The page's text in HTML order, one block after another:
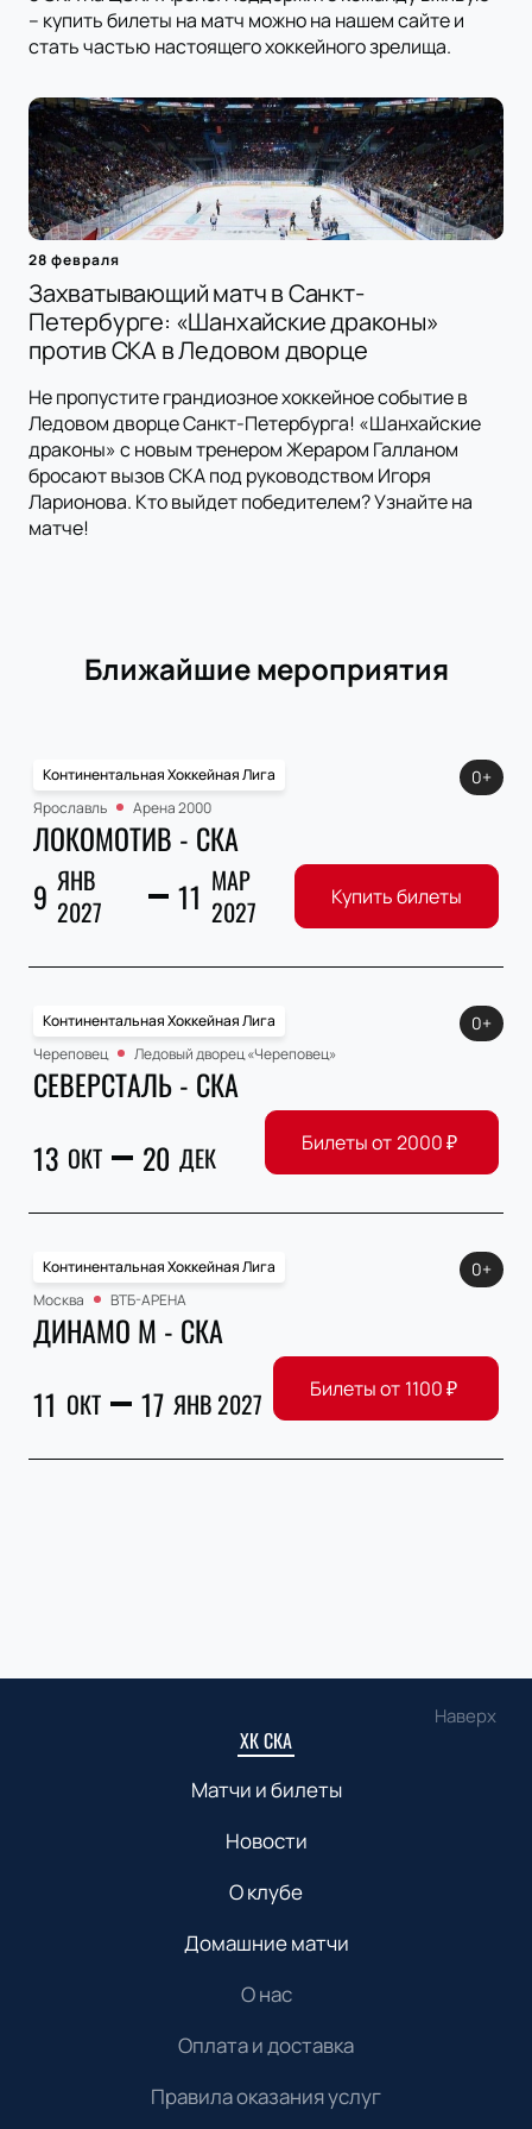
– купить билеты на матч можно на нашем сайте и
стать частью настоящего хоккейного зрелища.
28 февраля
Захватывающий матч в Санкт-
Петербурге: «Шанхайские драконы»
против СКА в Ледовом дворце
Не пропустите грандиозное хоккейное событие в
Ледовом дворце Санкт-Петербурга! «Шанхайские
драконы» с новым тренером Жераром Галланом
бросают вызов СКА под руководством Игоря
Ларионова. Кто выйдет победителем? Узнайте на
матче!
Ближайшие мероприятия
Континентальная Хоккейная Лига
Ярославль
Арена 2000
ЛОКОМОТИВ - СКА
9 ЯНВ
2027
11 МАР
2027
0+
Купить билеты
Континентальная Хоккейная Лига
Череповец
Ледовый дворец «Череповец»
СЕВЕРСТАЛЬ - СКА
13 ОКТ 20 ДЕК
0+
Билеты от2000₽
Континентальная Хоккейная Лига
Москва
ВТБ-АРЕНА
ДИНАМО М - СКА
11 ОКТ 17 ЯНВ 2027
0+
Билеты от 1100₽
Наверх
ХК СКА
Матчи и билеты
Новости
О клубе
Домашние матчи
О нас
Оплата и доставка
Правила оказания услуг